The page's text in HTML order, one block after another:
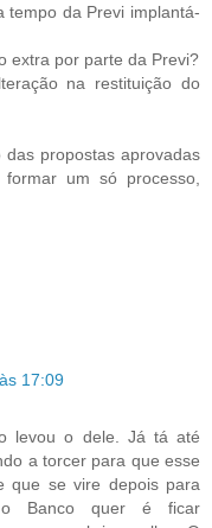
tempo da Previ implantá-
extra por parte da Previ?
na restituição do
propostas aprovadas
um só processo,
17:09
levou o dele. Já tá até
a torcer para que esse
que se vire depois para
Banco quer é ficar